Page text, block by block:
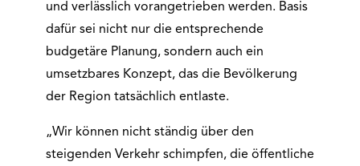
und verlässlich vorangetrieben werden. Basis
dafür sei nicht nur die entsprechende
budgetäre Planung, sondern auch ein
umsetzbares Konzept, das die Bevölkerung
der Region tatsächlich entlaste.
„Wir können nicht ständig über den
steigenden Verkehr schimpfen, die öffentliche